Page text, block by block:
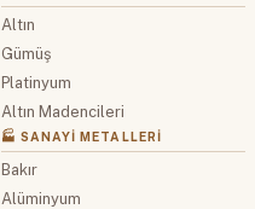
Altın
Gümüş
Platinyum
Altın Madencileri
🏭 SANAYI METALLERI
Bakır
Alüminyum